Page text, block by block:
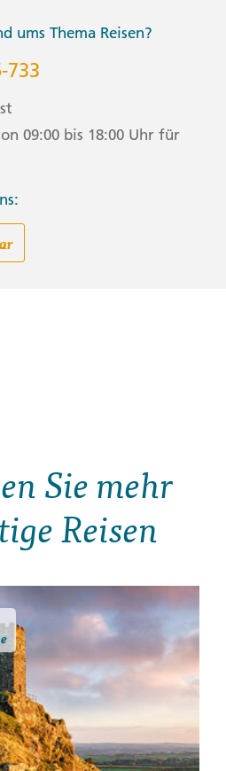
ums Thema Reisen?
733
09:00 bis 18:00 Uhr für
Sie mehr
Reisen